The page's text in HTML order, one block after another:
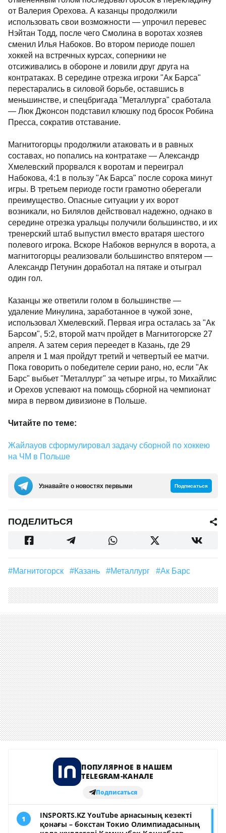
от Валерия Орехова. А казанцы продолжили
использовать свои возможности — упрочил перевес
Нэйтан Тодд, после чего Смолина в воротах хозяев
сменил Илья Набоков. Во втором периоде пошел
хоккей на встречных курсах, соперники не
отсиживались в обороне и ловили друг друга на
контратаках. В середине отрезка игроки "Ак Барса"
перестарались в силовой борьбе, оставшись в
меньшинстве, и спецбригада "Металлурга" сработала
— Люк Джонсон подставил клюшку под бросок Робина
Пресса, сократив отставание.
Магнитогорцы продолжили атаковать и в равных
составах, но попались на контратаке — Александр
Хмелевский прорвался к воротам и переиграл
Набокова, 4:1 в пользу "Ак Барса" после сорока минут
игры. В третьем периоде гости грамотно оберегали
преимущество. Опасные ситуации у их ворот
возникали, но Билялов действовал надежно, однако в
середине отрезка уральцы получили большинство, и их
тренерский штаб выпустил вместо вратаря шестого
полевого игрока. Вскоре Набоков вернулся в ворота, а
магнитогорцы реализовали большинство впятером —
Александр Петунин доработал на пятаке и отыграл
один гол.
Казанцы же ответили голом в большинстве —
удаление Минулина, заработанное в чужой зоне,
использовал Хмелевский. Первая игра осталась за "Ак
Барсом", 5:2, второй матч пройдет в Магнитогорске 27
апреля. А затем серия переедет в Казань, где 29
апреля и 1 мая пройдут третий и четвертый ее матчи.
Пока говорить о победителе серии рано, но, если "Ак
Барс" выбьет "Металлург" за четыре игры, то Михайлис
и Орехов успевают на помощь сборной на чемпионат
мира в первом дивизионе в Польше.
Читайте по теме:
Жайлауов сформулировал задачу сборной по хоккею
на ЧМ в Польше
Узнавайте о новостях первыми Подписаться
ПОДЕЛИТЬСЯ
#Магнитогорск #Казань #Металлург #Ак Барс